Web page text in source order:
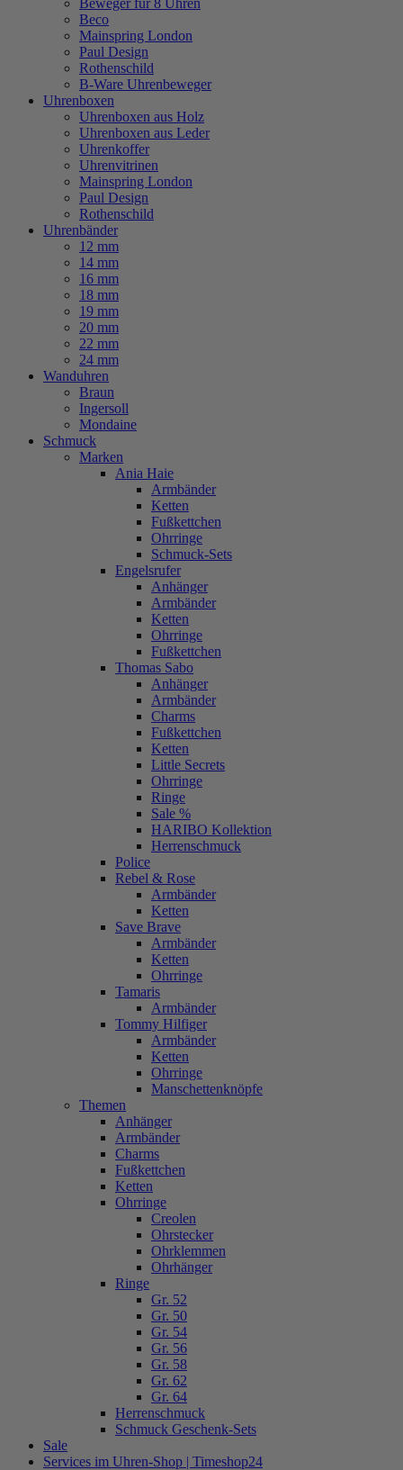
Beweger für 8 Uhren
Beco
Mainspring London
Paul Design
Rothenschild
B-Ware Uhrenbeweger
Uhrenboxen
Uhrenboxen aus Holz
Uhrenboxen aus Leder
Uhrenkoffer
Uhrenvitrinen
Mainspring London
Paul Design
Rothenschild
Uhrenbänder
12 mm
14 mm
16 mm
18 mm
19 mm
20 mm
22 mm
24 mm
Wanduhren
Braun
Ingersoll
Mondaine
Schmuck
Marken
Ania Haie
Armbänder
Ketten
Fußkettchen
Ohrringe
Schmuck-Sets
Engelsrufer
Anhänger
Armbänder
Ketten
Ohrringe
Fußkettchen
Thomas Sabo
Anhänger
Armbänder
Charms
Fußkettchen
Ketten
Little Secrets
Ohrringe
Ringe
Sale %
HARIBO Kollektion
Herrenschmuck
Police
Rebel & Rose
Armbänder
Ketten
Save Brave
Armbänder
Ketten
Ohrringe
Tamaris
Armbänder
Tommy Hilfiger
Armbänder
Ketten
Ohrringe
Manschettenknöpfe
Themen
Anhänger
Armbänder
Charms
Fußkettchen
Ketten
Ohrringe
Creolen
Ohrstecker
Ohrklemmen
Ohrhänger
Ringe
Gr. 52
Gr. 50
Gr. 54
Gr. 56
Gr. 58
Gr. 62
Gr. 64
Herrenschmuck
Schmuck Geschenk-Sets
Sale
Services im Uhren-Shop | Timeshop24